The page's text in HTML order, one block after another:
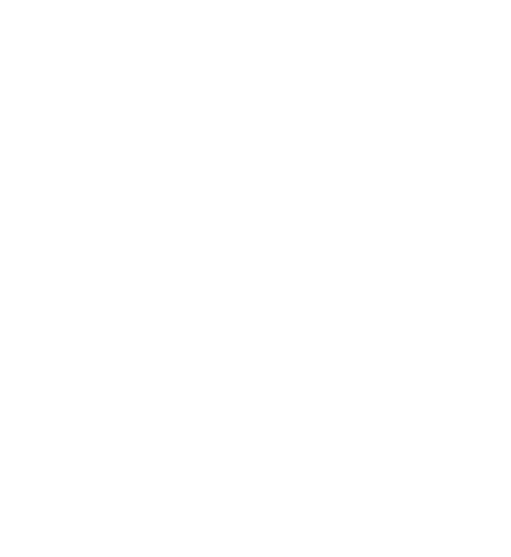
420 millones por el club